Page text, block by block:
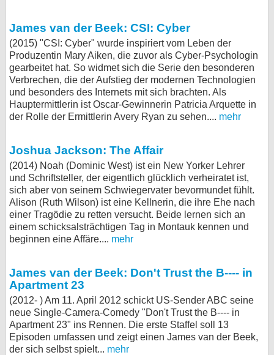
James van der Beek: CSI: Cyber
(2015) "CSI: Cyber" wurde inspiriert vom Leben der
Produzentin Mary Aiken, die zuvor als Cyber-Psychologin
gearbeitet hat. So widmet sich die Serie den besonderen
Verbrechen, die der Aufstieg der modernen Technologien
und besonders des Internets mit sich brachten. Als
Hauptermittlerin ist Oscar-Gewinnerin Patricia Arquette in
der Rolle der Ermittlerin Avery Ryan zu sehen.... mehr
Joshua Jackson: The Affair
(2014) Noah (Dominic West) ist ein New Yorker Lehrer
und Schriftsteller, der eigentlich glücklich verheiratet ist,
sich aber von seinem Schwiegervater bevormundet fühlt.
Alison (Ruth Wilson) ist eine Kellnerin, die ihre Ehe nach
einer Tragödie zu retten versucht. Beide lernen sich an
einem schicksalsträchtigen Tag in Montauk kennen und
beginnen eine Affäre.... mehr
James van der Beek: Don't Trust the B---- in
Apartment 23
(2012- ) Am 11. April 2012 schickt US-Sender ABC seine
neue Single-Camera-Comedy "Don't Trust the B---- in
Apartment 23" ins Rennen. Die erste Staffel soll 13
Episoden umfassen und zeigt einen James van der Beek,
der sich selbst spielt... mehr
Impressum
Desktop-Ansicht
myFanbase